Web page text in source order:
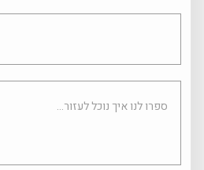
טלפון
ספרו
לנו